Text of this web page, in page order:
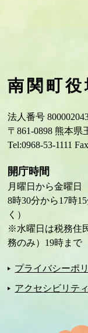
南関町役
法人番号
〒861-0898 熊本
Tel:0968-53-1111
開庁時間
月曜日から金曜日
8時30分から17時
く）
※水曜日は税務住
務のみ）19時まで
プライバシーポ
アクセシビリテ